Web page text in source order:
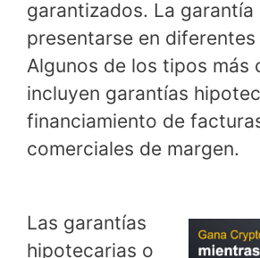
garantizados. La garantía
presentarse en
Algunos de los tipos más
incluyen garantías
financiamiento de
comerciales de margen.
Las garantías
hipotecarias o